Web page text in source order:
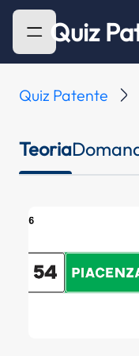
Quiz
Quiz Patente
Teoria